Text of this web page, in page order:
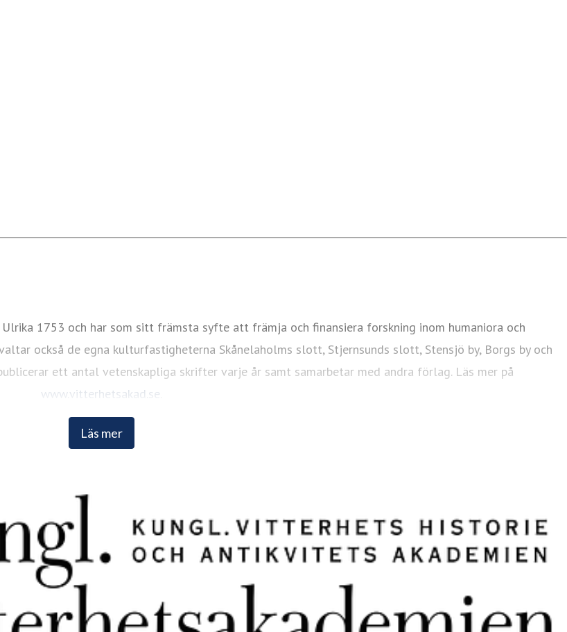
1753 och har som sitt främsta syfte att främja och finansiera forskning inom humaniora och
också de egna kulturfastigheterna Skånelaholms slott, Stjernsunds slott, Stensjö by, Borgs by och
ett antal vetenskapliga skrifter varje år samt samarbetar med andra förlag. Läs mer på
www.vitterhetsakad.se
Läs mer